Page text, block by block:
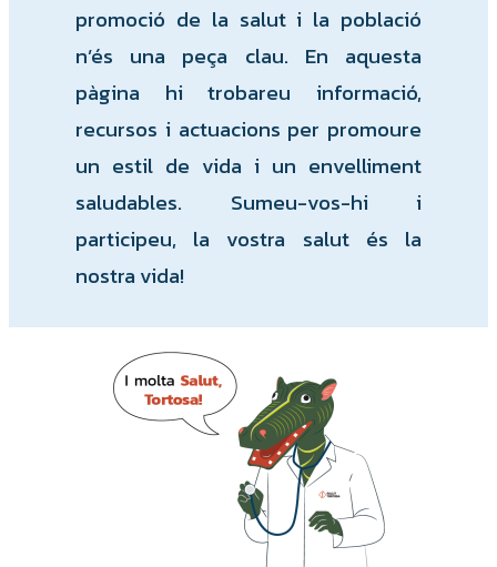
promoció de la salut i la població
n’és una peça clau. En aquesta
pàgina hi trobareu informació,
recursos i actuacions per promoure
un estil de vida i un envelliment
saludables. Sumeu-vos-hi i
participeu, la vostra salut és la
nostra vida!